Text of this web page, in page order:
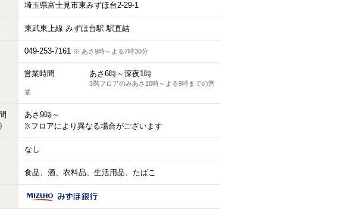
埼玉県富士見市東みずほ台2-29-1
東武東上線 みずほ台駅 駅直結
049-253-7161 ※ あさ9時～よる7時30分
営業時間 あさ6時～深夜1時
3階フロアのみあさ10時～よる9時までの営
業
あさ9時～
※フロアにより異なる場合がございます
なし
食品、酒、衣料品、生活用品、たばこ